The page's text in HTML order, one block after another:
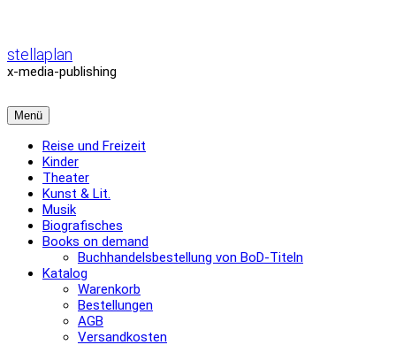
überspringen
stellaplan
x-media-publishing
Menü
Reise und Freizeit
Kinder
Theater
Kunst & Lit.
Musik
Biografisches
Books on demand
Buchhandelsbestellung von BoD-Titeln
Katalog
Warenkorb
Bestellungen
AGB
Versandkosten